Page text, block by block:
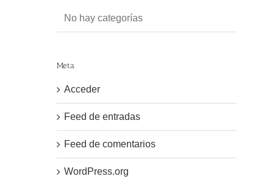
No hay categorías
Meta
Acceder
Feed de entradas
Feed de comentarios
WordPress.org